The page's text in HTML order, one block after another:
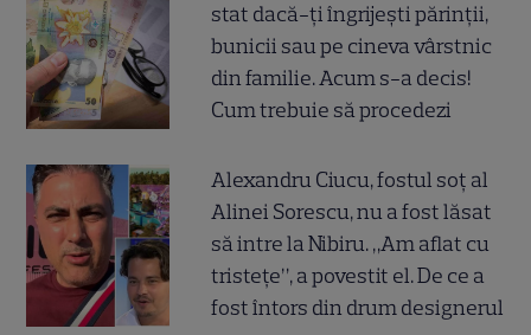
stat dacă-ți îngrijești părinții,
bunicii sau pe cineva vârstnic
din familie. Acum s-a decis!
Cum trebuie să procedezi
Alexandru Ciucu, fostul soț al
Alinei Sorescu, nu a fost lăsat
să intre la Nibiru. „Am aflat cu
tristețe”, a povestit el. De ce a
fost întors din drum designerul